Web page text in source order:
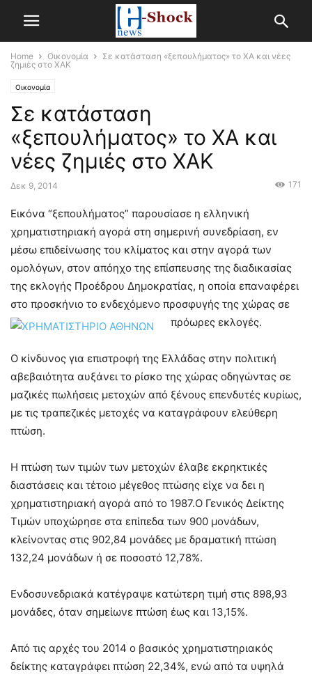
Home Οικονομία
Σε κατάσταση «ξεπουλήματος» το ΧΑ και νέες
ζημιές στο ΧΑΚ
Οικονομία
Σε κατάσταση
«ξεπουλήματος» το ΧΑ και
νέες ζημιές στο ΧΑΚ
Δεκ 9, 2014 171
Εικόνα “ξεπουλήματος” παρουσίασε η ελληνική
χρηματιστηριακή αγορά στη σημερινή συνεδρίαση, εν
μέσω επιδείνωσης του κλίματος και στην αγορά των
ομολόγων, στον απόηχο της επίσπευσης της διαδικασίας
της εκλογής Προέδρου Δημοκρατίας, η οποία επαναφέρει
στο προσκήνιο το ενδεχόμενο προσφυγής της χώρας σε
πρόωρες εκλογές.
Ο κίνδυνος για επιστροφή της Ελλάδας στην πολιτική
αβεβαιότητα αυξάνει το ρίσκο της χώρας οδηγώντας σε
μαζικές πωλήσεις μετοχών από ξένους επενδυτές κυρίως,
με τις τραπεζικές μετοχές να καταγράφουν ελεύθερη
πτώση.
Η πτώση των τιμών των μετοχών έλαβε εκρηκτικές
διαστάσεις και τέτοιο μέγεθος πτώσης είχε να δει η
χρηματιστηριακή αγορά από το 1987.O Γενικός Δείκτης
Τιμών υποχώρησε στα επίπεδα των 900 μονάδων,
κλείνοντας στις 902,84 μονάδες με δραματική πτώση
132,24 μονάδων ή σε ποσοστό 12,78%.
Ενδοσυνεδριακά κατέγραψε κατώτερη τιμή στις 898,93
μονάδες, όταν σημείωνε πτώση έως και 13,15%.
Από τις αρχές του 2014 ο βασικός χρηματιστηριακός
δείκτης καταγράφει πτώση 22,34%, ενώ από τα υψηλά